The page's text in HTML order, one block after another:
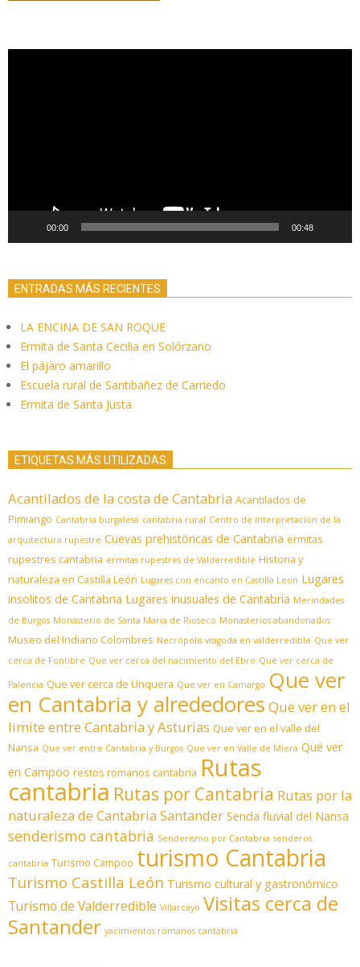
00:00 00:48
ENTRADAS MÁS RECIENTES
LA ENCINA DE SAN ROQUE
Ermita de Santa Cecilia en Solórzano
El pájaro amarillo
Escuela rural de Santibañez de Carriedo
Ermita de Santa Justa
ETIQUETAS MÁS UTILIZADAS
Acantilados de la costa de Cantabria Acantilados de
Pimiango Cantabria burgalesa cantabria rural Centro de interpretación de la
arquitectura rupestre Cuevas prehistóricas de Cantabria ermitas
rupestres cantabria ermitas rupestres de Valderredible Historia y
naturaleza en Castilla León Lugares con encanto en Castilla Leon Lugares
insolitos de Cantabria Lugares inusuales de Cantabria Merindades
de Burgos Monasterio de Santa Maria de Rioseco Monasterios abandonados
Museo del Indiano Colombres Necrópolis visigoda en valderredible Que ver
cerca de Fontibre Que ver cerca del nacimiento del Ebro Que ver cerca de
Palencia Que ver cerca de Unquera Que ver en Camargo Que ver
en Cantabria y alrededores Que ver en el
limite entre Cantabria y Asturias Que ver en el valle del
Nansa Que ver entre Cantabria y Burgos Que ver en Valle de Miera Qué ver
en Campoo restos romanos cantabria Rutas
cantabria Rutas por Cantabria Rutas por la
naturaleza de CantabriaSantander Senda fluvial del Nansa
senderismo cantabria Senderismo por Cantabria senderos
cantabria Turismo Campoo turismo Cantabria
Turismo Castilla León Turismo cultural y gastronómico
Turismo de Valderredible Villarcayo Visitas cerca de
Santander yacimientos romanos cantabria